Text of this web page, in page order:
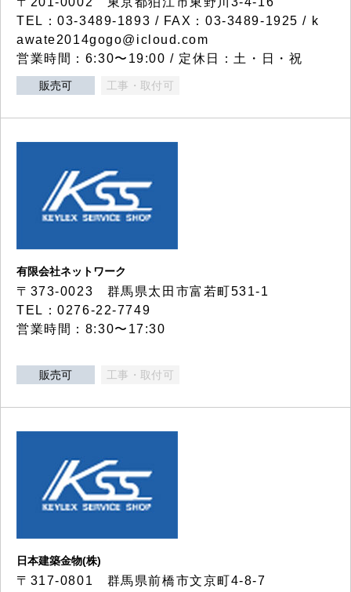
TEL：03-3489-1893 / FAX：03-3489-1925 / k
awate2014gogo@icloud.com
営業時間：6:30〜19:00 / 定休日：土・日・祝
販売可 工事・取付可
有限会社ネットワーク
〒373-0023 群馬県太田市富若町531-1
TEL：0276-22-7749
営業時間：8:30〜17:30
販売可 工事・取付可
日本建築金物(株)
〒317‐0801 群馬県前橋市文京町4-8-7